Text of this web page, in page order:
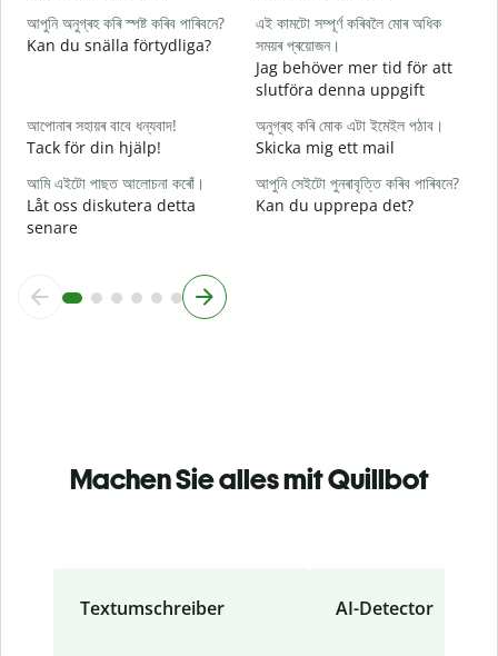
আপুনি অনুগ্ৰহ কৰি স্পষ্ট কৰিব পাৰিবনে?
Kan du snälla förtydliga?
এই কামটো সম্পূৰ্ণ কৰিবলৈ মোৰ অধিক
সময়ৰ প্ৰয়োজন।
Jag behöver mer tid för att
slutföra denna uppgift
আপোনাৰ সহায়ৰ বাবে ধন্যবাদ!
Tack för din hjälp!
অনুগ্ৰহ কৰি মোক এটা ইমেইল পঠাব।
Skicka mig ett mail
আমি এইটো পাছত আলোচনা কৰোঁ।
Låt oss diskutera detta
senare
আপুনি সেইটো পুনৰাবৃত্তি কৰিব পাৰিবনে?
Kan du upprepa det?
Machen Sie alles mit Quillbot
Textumschreiber AI-Detector